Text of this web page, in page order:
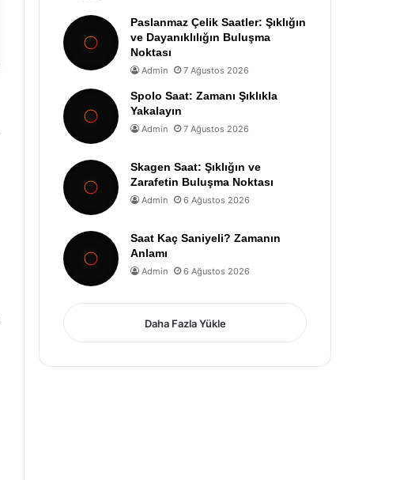
Paslanmaz Çelik Saatler: Şıklığın
ve Dayanıklılığın Buluşma
Noktası
Admin 7 Ağustos 2026
Spolo Saat: Zamanı Şıklıkla
Yakalayın
Admin 7 Ağustos 2026
Skagen Saat: Şıklığın ve
Zarafetin Buluşma Noktası
Admin 6 Ağustos 2026
Saat Kaç Saniyeli? Zamanın
Anlamı
Admin 6 Ağustos 2026
Daha Fazla Yükle